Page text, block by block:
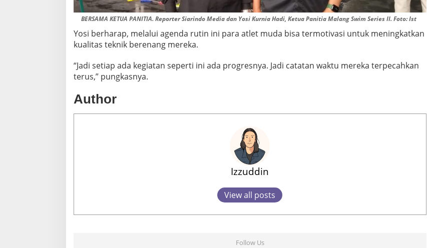
BERSAMA KETUA PANITIA. Reporter Siarindo Media dan Yosi Kurnia Hadi, Ketua Panitia Malang Swim Series II. Foto: Ist
Yosi berharap, melalui agenda rutin ini para atlet muda bisa termotivasi untuk meningkatkan
kualitas teknik berenang mereka.
“Jadi setiap ada kegiatan seperti ini ada progresnya. Jadi catatan waktu mereka terpecahkan
terus,” pungkasnya.
Author
Izzuddin
View all posts
Follow Us